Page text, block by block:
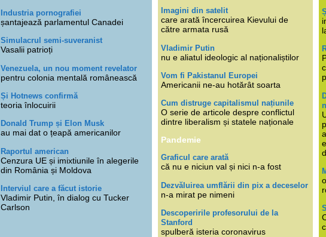
Industria pornografiei
șantajează parlamentul Canadei
Simulacrul semi-suveranist
Vasalii patrioți
Venezuela, un nou moment revelator
pentru colonia mentală românească
Și Hotnews confirmă
teoria înlocuirii
Donald Trump și Elon Musk
au mai dat o țeapă americanilor
Raportul american
Cenzura UE și imixtiunile în alegerile
din România și Moldova
Interviul care a făcut istorie
Vladimir Putin, în dialog cu Tucker
Carlson
Imagini din satelit
care arată încercuirea Kievului de
către armata rusă
Vladimir Putin
nu e aliatul ideologic al naționaliștilor
Vom fi Pakistanul Europei
Americanii ne-au hotărât soarta
Cum distruge capitalismul națiunile
O serie de articole despre conflictul
dintre liberalism și statele naționale
Pandemie
Graficul care arată
că nu e niciun val și nici n-a fost
Dezvăluirea umflării din pix a deceselor
n-a mirat pe nimeni
Descoperirile profesorului de la
Stanford
spulberă isteria coronavirus